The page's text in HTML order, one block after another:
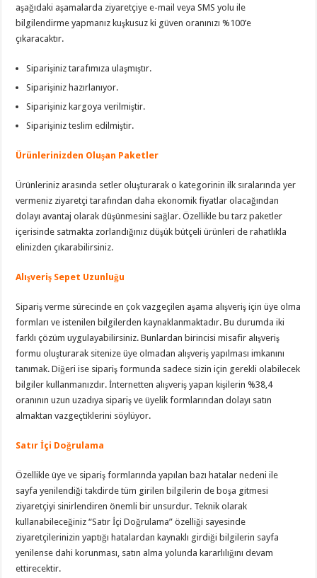
aşağıdaki aşamalarda ziyaretçiye e-mail veya SMS yolu ile
bilgilendirme yapmanız kuşkusuz ki güven oranınızı %100’e
çıkaracaktır.
Siparişiniz tarafımıza ulaşmıştır.
Siparişiniz hazırlanıyor.
Siparişiniz kargoya verilmiştir.
Siparişiniz teslim edilmiştir.
Ürünlerinizden Oluşan Paketler
Ürünleriniz arasında setler oluşturarak o kategorinin ilk sıralarında yer
vermeniz ziyaretçi tarafından daha ekonomik fiyatlar olacağından
dolayı avantaj olarak düşünmesini sağlar. Özellikle bu tarz paketler
içerisinde satmakta zorlandığınız düşük bütçeli ürünleri de rahatlıkla
elinizden çıkarabilirsiniz.
Alışveriş Sepet Uzunluğu
Sipariş verme sürecinde en çok vazgeçilen aşama alışveriş için üye olma
formları ve istenilen bilgilerden kaynaklanmaktadır. Bu durumda iki
farklı çözüm uygulayabilirsiniz. Bunlardan birincisi misafir alışveriş
formu oluşturarak sitenize üye olmadan alışveriş yapılması imkanını
tanımak. Diğeri ise sipariş formunda sadece sizin için gerekli olabilecek
bilgiler kullanmanızdır. İnternetten alışveriş yapan kişilerin %38,4
oranının uzun uzadıya sipariş ve üyelik formlarından dolayı satın
almaktan vazgeçtiklerini söylüyor.
Satır İçi Doğrulama
Özellikle üye ve sipariş formlarında yapılan bazı hatalar nedeni ile
sayfa yenilendiği takdirde tüm girilen bilgilerin de boşa gitmesi
ziyaretçiyi sinirlendiren önemli bir unsurdur. Teknik olarak
kullanabileceğiniz “Satır İçi Doğrulama” özelliği sayesinde
ziyaretçilerinizin yaptığı hatalardan kaynaklı girdiği bilgilerin sayfa
yenilense dahi korunması, satın alma yolunda kararlılığını devam
ettirecektir.